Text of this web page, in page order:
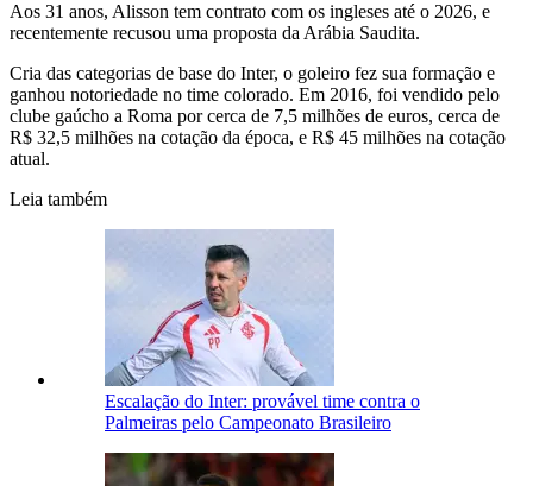
Aos 31 anos, Alisson tem contrato com os ingleses até o 2026, e
recentemente recusou uma proposta da Arábia Saudita.
Cria das categorias de base do Inter, o goleiro fez sua formação e
ganhou notoriedade no time colorado. Em 2016, foi vendido pelo
clube gaúcho a Roma por cerca de 7,5 milhões de euros, cerca de
R$ 32,5 milhões na cotação da época, e R$ 45 milhões na cotação
atual.
Leia também
Escalação do Inter: provável time contra o
Palmeiras pelo Campeonato Brasileiro